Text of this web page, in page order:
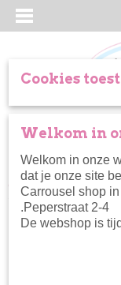
Home> Kleertjes>
Cookies
Welkom in
Welkom in onze
dat je onze site
Carrousel shop
.Peperstraat 2-4
De webshop is